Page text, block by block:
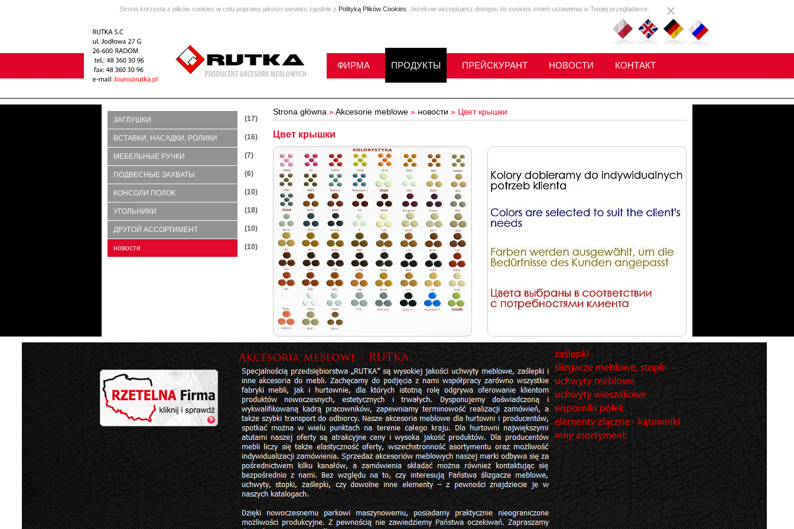
Strona korzysta z plików cookies w celu poprawy jakości serwisu zgodnie z Polityką Plików Cookies . Jeżeli nie akceptujesz dostępu do cookies zmień ustawienia w Twojej przeglądarce.
ФИРМА ПРОДУКТЫ ПРЕЙСКУРАНТ НОВОСТИ КОНТАКТ
ЗАГЛУШКИ (17)
ВСТАВКИ, НАСАДКИ, РОЛИКИ (16)
МЕБЕЛЬНЫЕ РУЧКИ (7)
ПОДВЕСНЫЕ ЗАХВАТЫ (6)
КОНСОЛИ ПОЛОК (10)
УГОЛЬНИКИ (18)
ДРУГОЙ АССОРТИМЕНТ (10)
новости (10)
Strona główna »Akcesorie meblowe » новости » Цвет крышки
Цвет крышки